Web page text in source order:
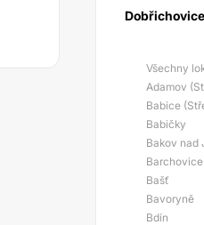
Dobřichovice
Všechny
Adamov
Babice
Babičky
Bakov nad
Barchovice
Bašť
Bavoryně
Bdín